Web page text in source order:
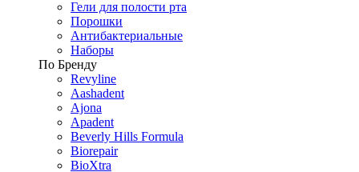
Гели для полости рта
Порошки
Антибактериальные
Наборы
По Бренду
Revyline
Aashadent
Ajona
Apadent
Beverly Hills Formula
Biorepair
BioXtra